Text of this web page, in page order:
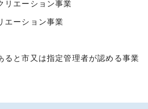
リエーション事業
エーション事業
と市又は指定管理者が認める事業